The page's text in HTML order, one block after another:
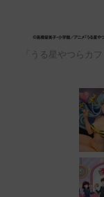
「うる星やつらカ